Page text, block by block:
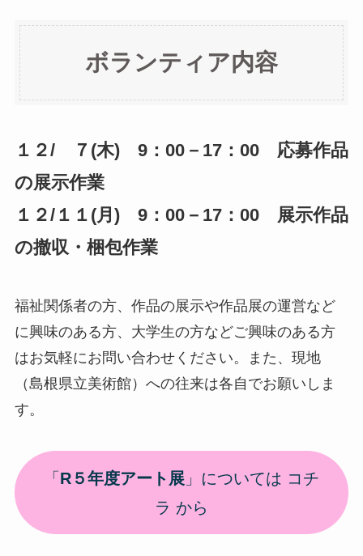
ボランティア内容
１２/ ７(木) 9：00－17：00 応募作品
の展示作業
１２/１１(月) 9：00－ 17：00 展示作品
の撤収・梱包作業
福祉関係者の方、作品の展示や作品展の運営など
に興味のある方、大学生の方などご興味のある方
はお気軽にお問い合わせください。また、現地
（島根県立美術館）への往来は各自でお願いしま
す。
「 R５年度アート展 」については コチ
ラ から